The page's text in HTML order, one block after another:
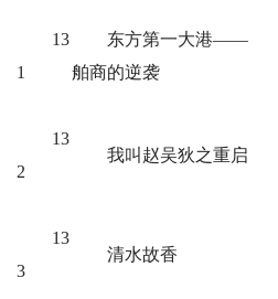
13
1
东方第一大港——
舶商的逆袭
13
2
我叫赵吴狄之重启
13
3
清水故香